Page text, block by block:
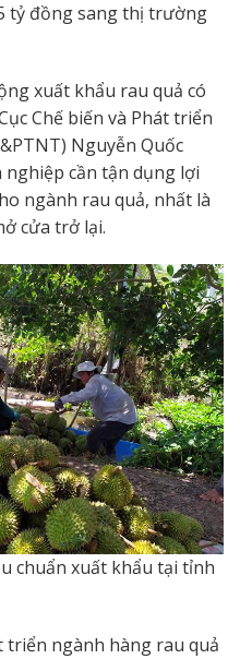
tỷ đồng sang thị trường
xuất khẩu rau quả có
Chế biến và Phát triển
Nguyễn Quốc
nghiệp cần tận dụng lợi
ngành rau quả, nhất là
cửa trở lại.
chuẩn xuất khẩu tại tỉnh
triển ngành hàng rau quả